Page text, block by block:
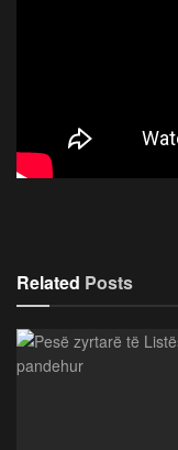
Related Posts